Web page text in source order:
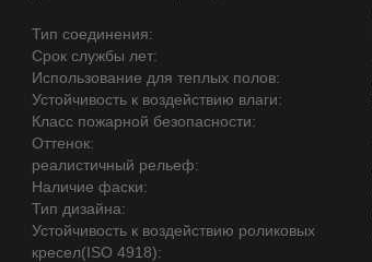
Тип соединения:
Срок службы лет:
Использование для теплых полов:
Устойчивость к воздействию влаги:
Класс пожарной безопасности:
Оттенок:
реалистичный рельеф:
Наличие фаски:
Тип дизайна:
Устойчивость к воздействию роликовых
кресел(ISO 4918):